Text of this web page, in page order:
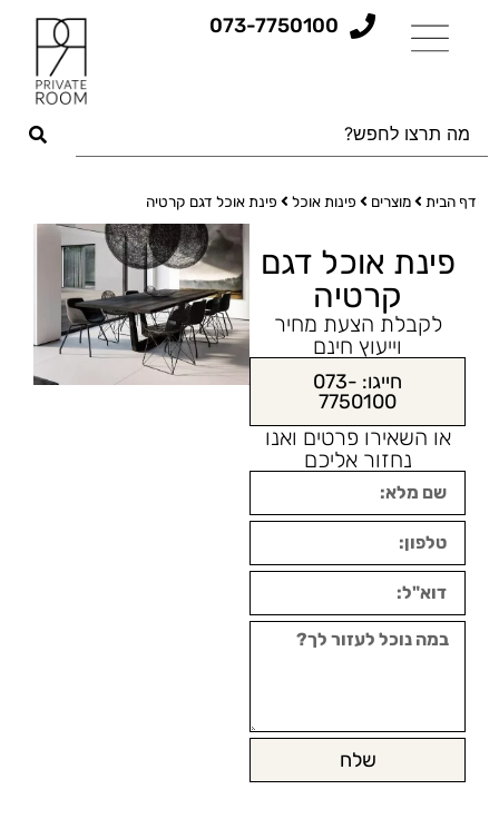
073-7750100
דף הבית מוצרים פינות אוכל פינת אוכל דגם קרטיה
פינת אוכל דגם
קרטיה
לקבלת הצעת מחיר
וייעוץ חינם
חייגו: 073-
7750100
או השאירו פרטים ואנו
נחזור אליכם
שלח